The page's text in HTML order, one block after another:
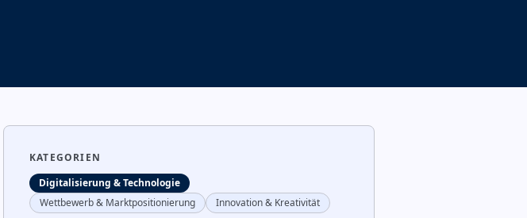
KATEGORIEN
Digitalisierung & Technologie
Wettbewerb & Marktpositionierung
Innovation & Kreativität